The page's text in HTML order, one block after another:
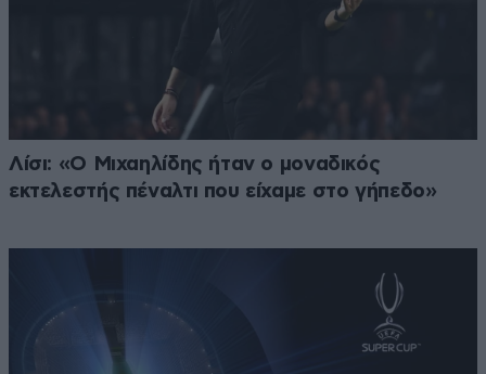
Λίσι: «Ο Μιχαηλίδης ήταν ο μοναδικός
εκτελεστής πέναλτι που είχαμε στο γήπεδο»